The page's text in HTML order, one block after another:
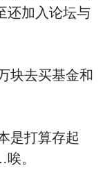
还加入论坛与
块去买基金和
是打算存起
。